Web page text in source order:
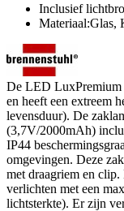
Inclusief
Materiaal:Glas,
De LED LuxPremium
en heeft een extreem
levensduur). De
(3,7V/2000mAh)
IP44
omgevingen. Deze
met draagriem en
verlichten met een
lichtsterkte). Er zijn